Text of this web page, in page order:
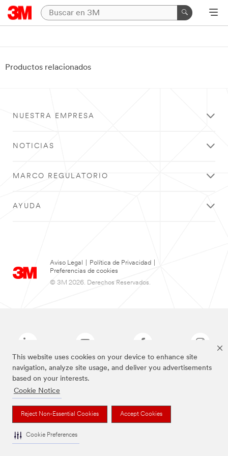
This website uses cookies on your device to enhance site
navigation, analyze site usage, and deliver you advertisements
based on your interests.
Cookie Notice
Reject Non-Essential Cookies Accept Cookies
Cookie Preferences
Productos relacionados
NUESTRA EMPRESA
NOTICIAS
MARCO REGULATORIO
AYUDA
Aviso Legal Política de Privacidad
Preferencias de cookies
© 3M 2026. Derechos Reservados.
Las marcas mencionadas arriba son Marcas Registradas de 3M.